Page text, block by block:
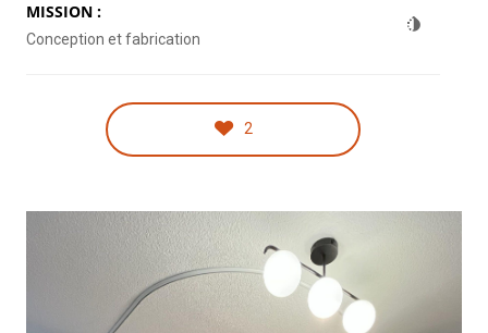
MISSION :
Conception et fabrication
2